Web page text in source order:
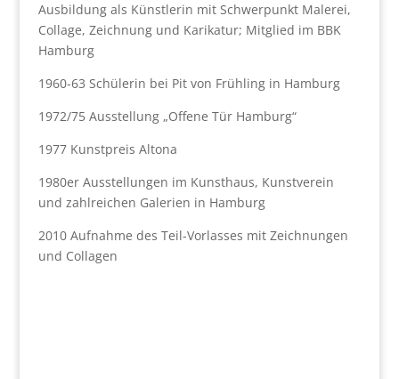
Ausbildung als Künstlerin mit Schwerpunkt Malerei,
Collage, Zeichnung und Karikatur; Mitglied im BBK
Hamburg
1960-63 Schülerin bei Pit von Frühling in Hamburg
1972/75 Ausstellung „Offene Tür Hamburg“
1977 Kunstpreis Altona
1980er Ausstellungen im Kunsthaus, Kunstverein
und zahlreichen Galerien in Hamburg
2010 Aufnahme des Teil-Vorlasses mit Zeichnungen
und Collagen